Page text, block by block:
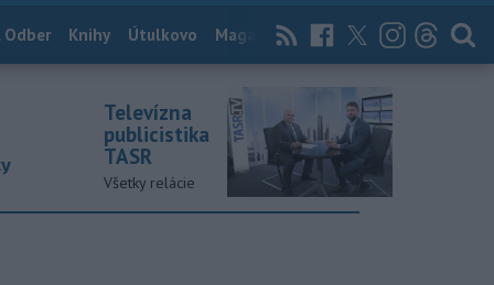
Odber Knihy Útulkovo Magazín News Now Archív
Televízna
publicistika
TASR
Všetky relácie